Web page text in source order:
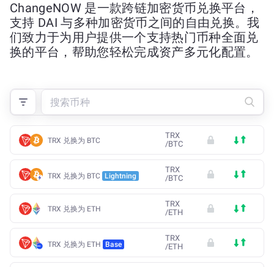
ChangeNOW 是一款跨链加密货币兑换平台，
支持 DAI 与多种加密货币之间的自由兑换。我
们致力于为用户提供一个支持热门币种全面兑
换的平台，帮助您轻松完成资产多元化配置。
TRX 兑换为 BTC
TRX
/BTC
TRX 兑换为 BTC Lightning
TRX
/BTC
TRX 兑换为 ETH
TRX
/ETH
TRX 兑换为 ETH Base
TRX
/ETH